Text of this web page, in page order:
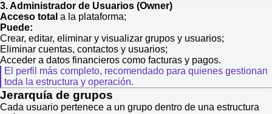
3. Administrador de Usuarios (Owner)
Acceso total a la plataforma;
Puede:
Crear, editar, eliminar y visualizar grupos y usuarios;
Eliminar cuentas, contactos y usuarios;
Acceder a datos financieros como facturas y pagos.
El perfil más completo, recomendado para quienes gestionan
toda la estructura y operación.
Jerarquía de grupos
Cada usuario pertenece a un grupo dentro de una estructura